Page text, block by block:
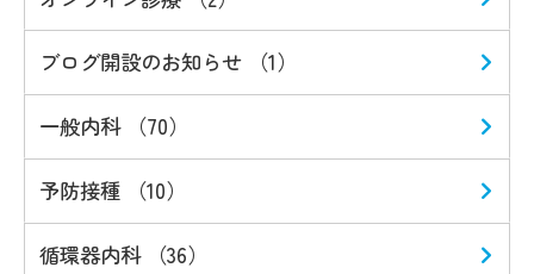
ブログ開設のお知らせ （1）
一般内科 （70）
予防接種 （10）
循環器内科 （36）